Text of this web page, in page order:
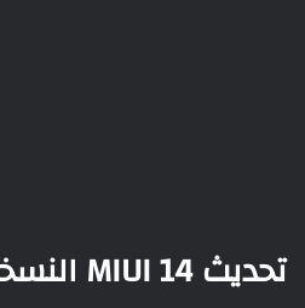
تحديث MIUI 14 النسخة العالمية